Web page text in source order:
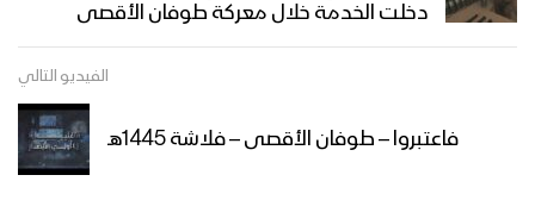
دخلت الخدمة خلال معركة طوفان الأقصى
الفيديو التالي
فاعتبروا – طوفان الأقصى – فلاشة 1445هـ